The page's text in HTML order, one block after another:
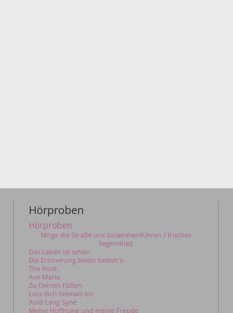
Hörproben
Hörproben
Möge die Straße uns zusammenführen / Irisches
Segendlied
Das Leben ist schön
Die Erinnerung bleibt besteh'n
The Rose
Ave Maria
Zu Deinen Füßen
Lass dich niemals los
Auld Lang Syne
Meine Hoffnung und meine Freude